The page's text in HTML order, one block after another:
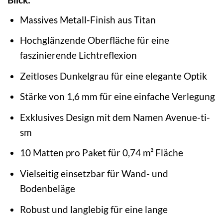
Massives Metall-Finish aus Titan
Hochglänzende Oberfläche für eine
faszinierende Lichtreflexion
Zeitloses Dunkelgrau für eine elegante Optik
Stärke von 1,6 mm für eine einfache Verlegung
Exklusives Design mit dem Namen Avenue-ti-
sm
10 Matten pro Paket für 0,74 m² Fläche
Vielseitig einsetzbar für Wand- und
Bodenbeläge
Robust und langlebig für eine lange